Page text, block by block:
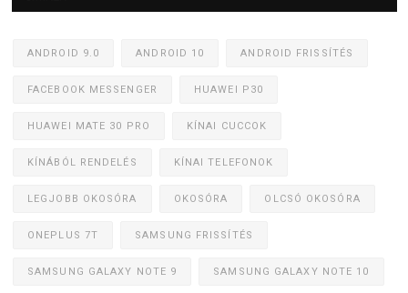
ANDROID 9.0 ANDROID 10 ANDROID FRISSÍTÉS
FACEBOOK MESSENGER HUAWEI P30
HUAWEI MATE 30 PRO KÍNAI CUCCOK
KÍNÁBÓL RENDELÉS KÍNAI TELEFONOK
LEGJOBB OKOSÓRA OKOSÓRA OLCSÓ OKOSÓRA
ONEPLUS 7T SAMSUNG FRISSÍTÉS
SAMSUNG GALAXY NOTE 9 SAMSUNG GALAXY NOTE 10